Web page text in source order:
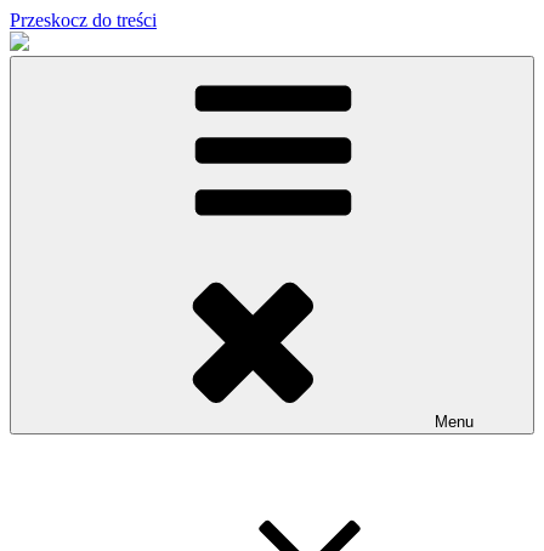
Przeskocz do treści
Menu